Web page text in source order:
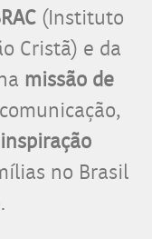
(Instituto
Cristã) e da
missão de
no Brasil